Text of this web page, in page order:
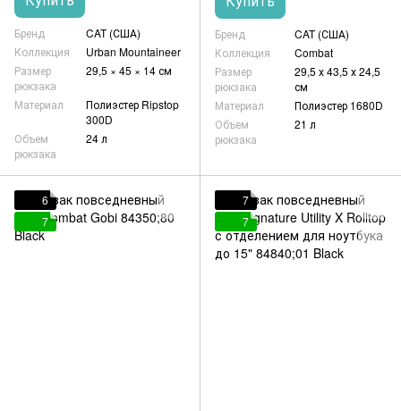
Бренд
CAT (США)
Коллекция
Urban Mountaineer
Размер
рюкзака
29,5 × 45 × 14 см
Материал
Полиэстер Ripstop
300D
Объем
рюкзака
24 л
Бренд
CAT (США)
Коллекция
Combat
Размер
рюкзака
29,5 х 43,5 х 24,5
см
Материал
Полиэстер 1680D
Объем
рюкзака
21 л
6
7
7
7